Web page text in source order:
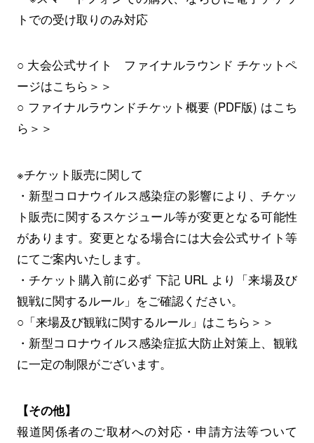
トでの受け取りのみ対応
○ 大会公式サイト ファイナルラウンド チケットペ
ージはこちら＞＞
○ ファイナルラウンドチケット概要 (PDF版) はこち
ら＞＞
※チケット販売に関して
・新型コロナウイルス感染症の影響により、チケッ
ト販売に関するスケジュール等が変更となる可能性
があります。変更となる場合には大会公式サイト等
にてご案内いたします。
・チケット購入前に必ず 下記 URL より「来場及び
観戦に関するルール」をご確認ください。
○「来場及び観戦に関するルール」はこちら＞＞
・新型コロナウイルス感染症拡大防止対策上、観戦
に一定の制限がございます。
【その他】
報道関係者のご取材への対応・申請方法等ついて